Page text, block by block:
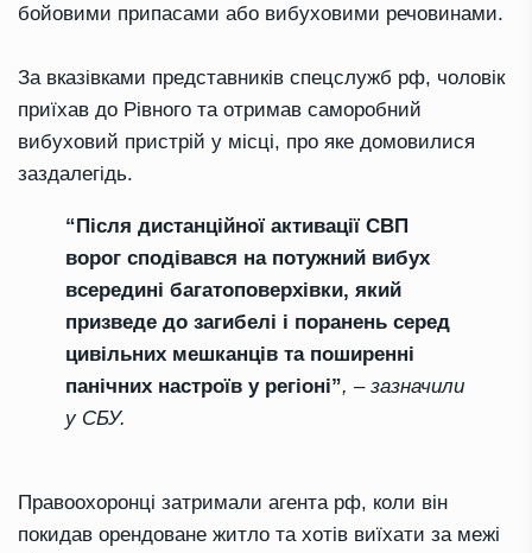
бойовими припасами або вибуховими речовинами.
За вказівками представників спецслужб рф, чоловік
приїхав до Рівного та отримав саморобний
вибуховий пристрій у місці, про яке домовилися
заздалегідь.
“Після дистанційної активації СВП
ворог сподівався на потужний вибух
всередині багатоповерхівки, який
призведе до загибелі і поранень серед
цивільних мешканців та поширенні
панічних настроїв у регіоні”, – зазначили
у СБУ.
Правоохоронці затримали агента рф, коли він
покидав орендоване житло та хотів виїхати за межі